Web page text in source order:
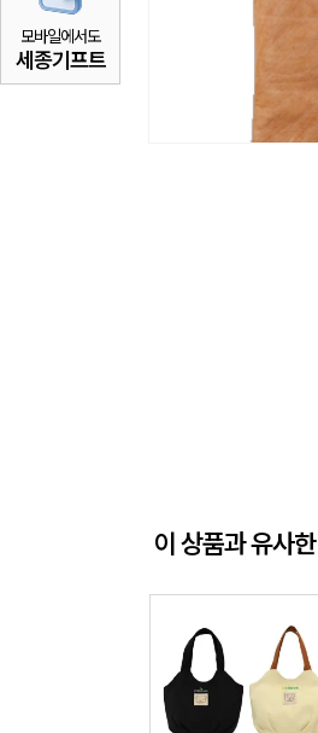
모바일에서도
세종기프트
이 상품과 유사한